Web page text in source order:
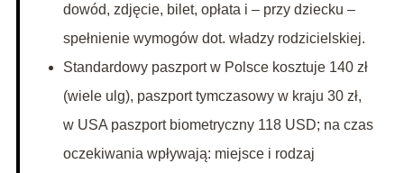
dowód, zdjęcie, bilet, opłata i – przy dziecku –
spełnienie wymogów dot. władzy rodzicielskiej.
Standardowy paszport w Polsce kosztuje 140 zł
(wiele ulg), paszport tymczasowy w kraju 30 zł,
w USA paszport biometryczny 118 USD; na czas
oczekiwania wpływają: miejsce i rodzaj